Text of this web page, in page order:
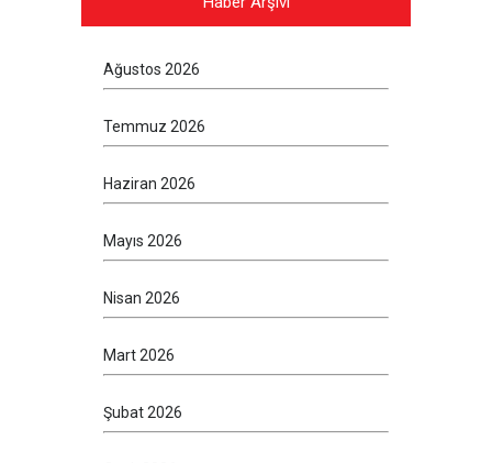
Ağustos 2026
Temmuz 2026
Haziran 2026
Mayıs 2026
Nisan 2026
Mart 2026
Şubat 2026